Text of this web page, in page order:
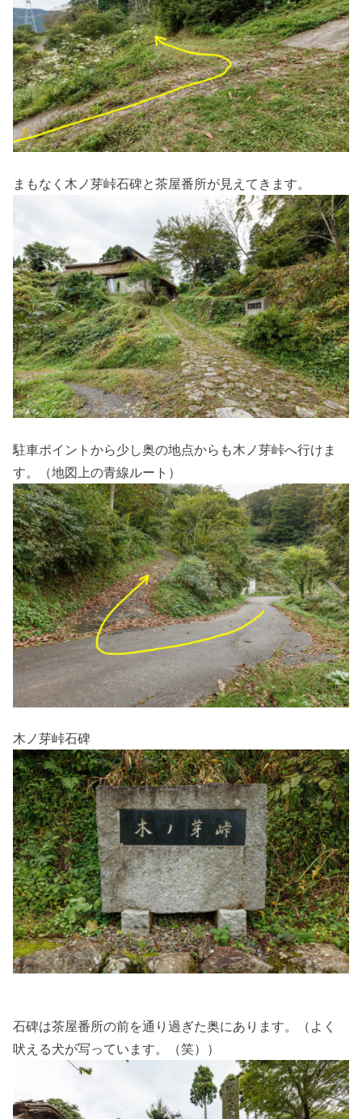
まもなく木ノ芽峠石碑と茶屋番所が見えてきます。
駐車ポイントから少し奥の地点からも木ノ芽峠へ行けま
す。（地図上の青線ルート）
木ノ芽峠石碑
石碑は茶屋番所の前を通り過ぎた奥にあります。（よく
吠える犬が写っています。（笑））